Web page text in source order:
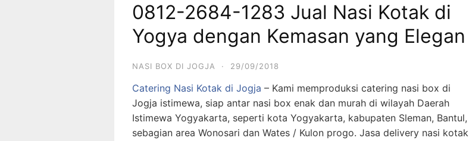
0812-2684-1283 Jual Nasi Kotak di
Yogya dengan Kemasan yang Elegan
NASI BOX DI JOGJA · 29/09/2018
Catering Nasi Kotak di Jogja – Kami memproduksi catering nasi box di
Jogja istimewa, siap antar nasi box enak dan murah di wilayah Daerah
Istimewa Yogyakarta, seperti kota Yogyakarta, kabupaten Sleman, Bantul,
sebagian area Wonosari dan Wates / Kulon progo. Jasa delivery nasi kotak